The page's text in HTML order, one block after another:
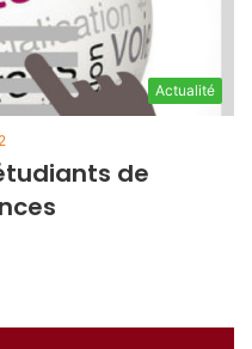
Actualité
de